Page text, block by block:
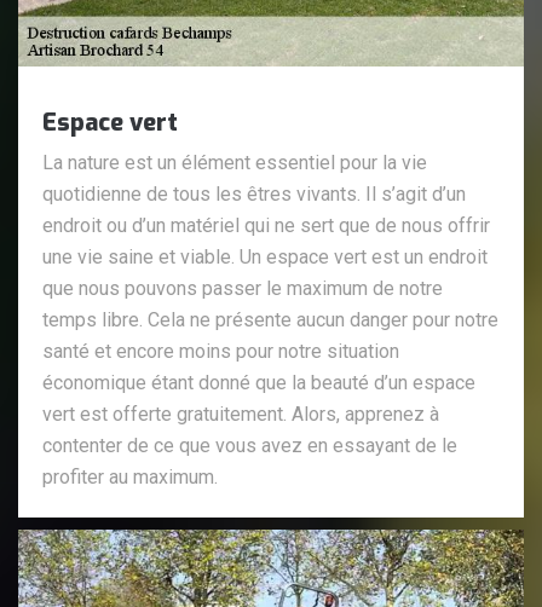
Espace vert
La nature est un élément essentiel pour la vie
quotidienne de tous les êtres vivants. Il s’agit d’un
endroit ou d’un matériel qui ne sert que de nous offrir
une vie saine et viable. Un espace vert est un endroit
que nous pouvons passer le maximum de notre
temps libre. Cela ne présente aucun danger pour notre
santé et encore moins pour notre situation
économique étant donné que la beauté d’un espace
vert est offerte gratuitement. Alors, apprenez à
contenter de ce que vous avez en essayant de le
profiter au maximum.